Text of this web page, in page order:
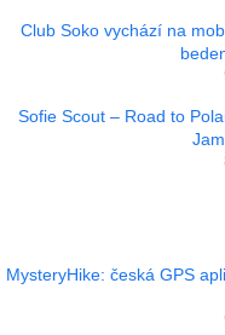
Club Soko vychází na
Sofie Scout – Road to
MysteryHike: česká GPS